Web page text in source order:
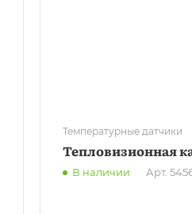
Температурные датчики
Тепловизионная
В наличии Арт.